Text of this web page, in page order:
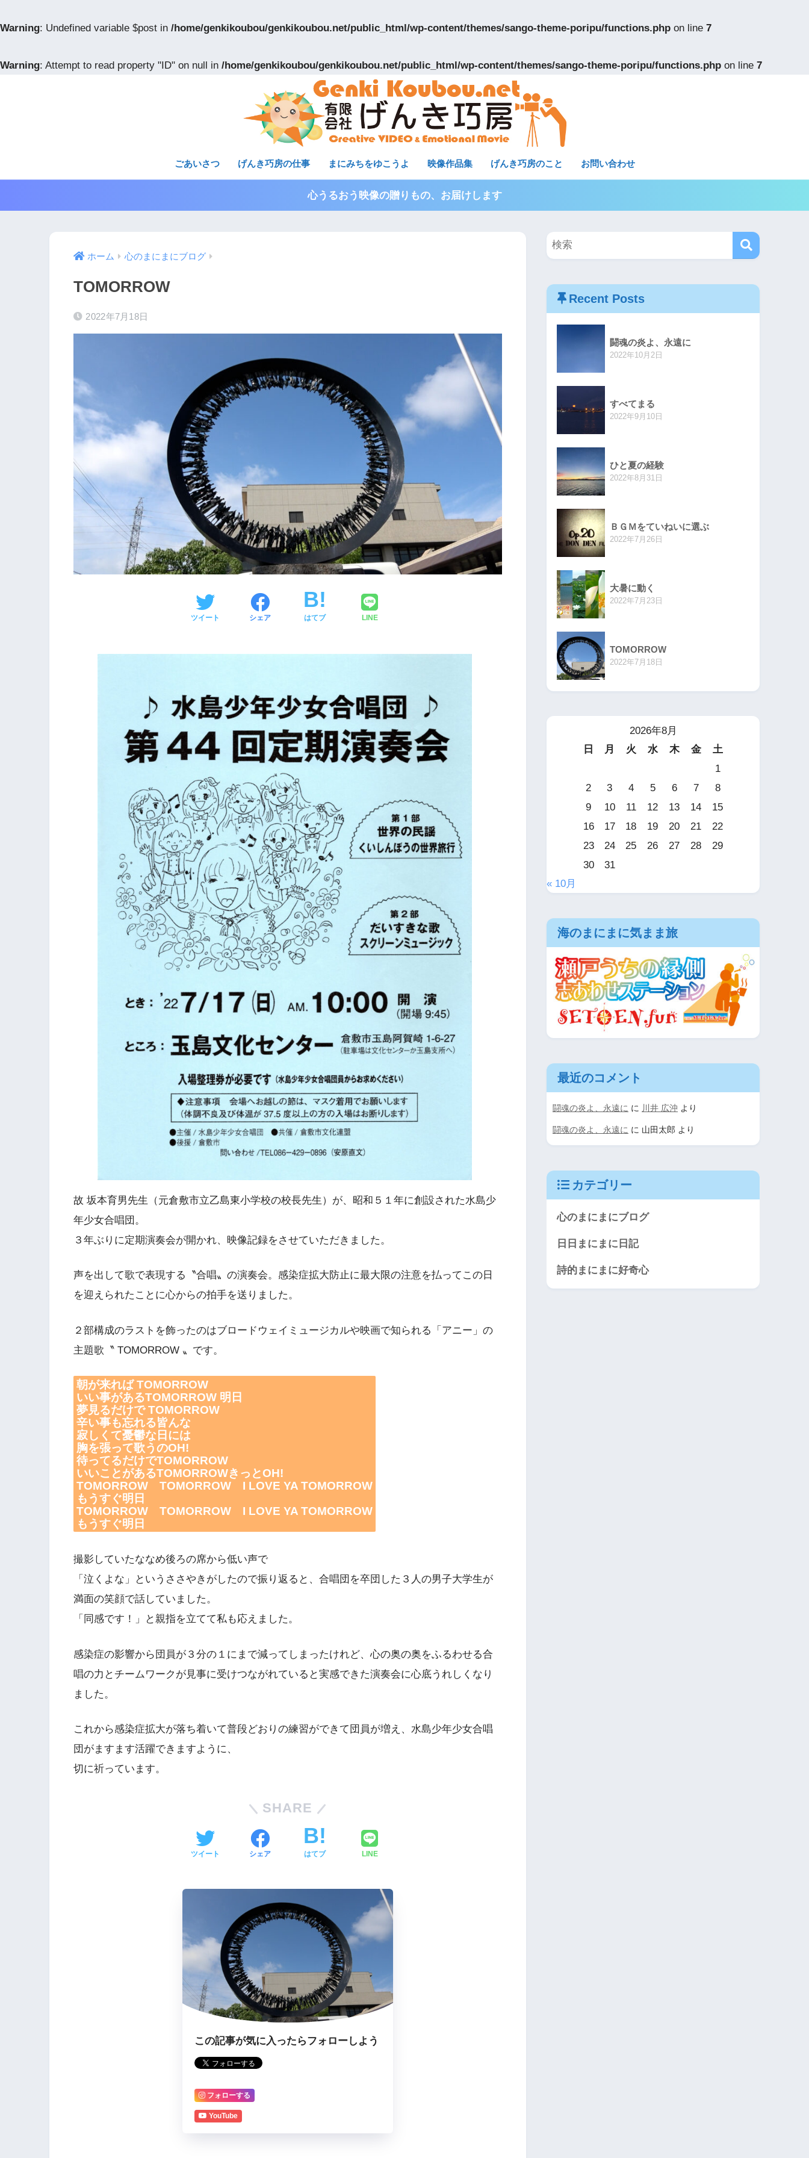
Warning: Undefined variable $post in /home/genkikoubou/genkikoubou.net/public_html/wp-content/themes/sango-theme-poripu/functions.php on line 7
Warning: Attempt to read property "ID" on null in /home/genkikoubou/genkikoubou.net/public_html/wp-content/themes/sango-theme-poripu/functions.php on line 7
ごあいさつ げんき巧房の仕事 まにみちをゆこうよ 映像作品集 げんき巧房のこと お問い合わせ
心うるおう映像の贈りもの、お届けします
ホーム 心のまにまにブログ
TOMORROW
2022年7月18日
ツイート シェア はてブ LINE
故 坂本育男先生（元倉敷市立乙島東小学校の校長先生）が、昭和５１年に創設された水島少
年少女合唱団。
３年ぶりに定期演奏会が開かれ、映像記録をさせていただきました。
声を出して歌で表現する〝合唱〟の演奏会。感染症拡大防止に最大限の注意を払ってこの日
を迎えられたことに心からの拍手を送りました。
２部構成のラストを飾ったのはブロードウェイミュージカルや映画で知られる「アニー」の
主題歌〝 TOMORROW 〟です。
朝が来れば TOMORROW
いい事があるTOMORROW 明日
夢見るだけで TOMORROW
辛い事も忘れる皆んな
寂しくて憂鬱な日には
胸を張って歌うのOH!
待ってるだけでTOMORROW
いいことがあるTOMORROWきっとOH!
TOMORROW TOMORROW I LOVE YA TOMORROW
もうすぐ明日
TOMORROW TOMORROW I LOVE YA TOMORROW
もうすぐ明日
撮影していたななめ後ろの席から低い声で
「泣くよな」というささやきがしたので振り返ると、合唱団を卒団した３人の男子大学生が
満面の笑顔で話していました。
「同感です！」と親指を立てて私も応えました。
感染症の影響から団員が３分の１にまで減ってしまったけれど、心の奥の奥をふるわせる合
唱の力とチームワークが見事に受けつながれていると実感できた演奏会に心底うれしくなり
ました。
これから感染症拡大が落ち着いて普段どおりの練習ができて団員が増え、水島少年少女合唱
団がますます活躍できますように、
切に祈っています。
SHARE
ツイート シェア はてブ LINE
この記事が気に入ったらフォローしよう
フォローする
YouTube
Recent Posts
闘魂の炎よ、永遠に
2022年10月2日
すべてまる
2022年9月10日
ひと夏の経験
2022年8月31日
ＢＧＭをていねいに選ぶ
2022年7月26日
大暑に動く
2022年7月23日
TOMORROW
2022年7月18日
2026年8月
日
月 火 水 木 金
土
1
2
3 4 5 6 7
8
9
10 11 12 13 14
15
16
17 18 19 20 21
22
23
24 25 26 27 28
29
30
31
« 10月
海のまにまに気まま旅
最近のコメント
闘魂の炎よ、永遠に に 川井 広沖 より
闘魂の炎よ、永遠に に 山田太郎 より
カテゴリー
心のまにまにブログ
日日まにまに日記
詩的まにまに好奇心